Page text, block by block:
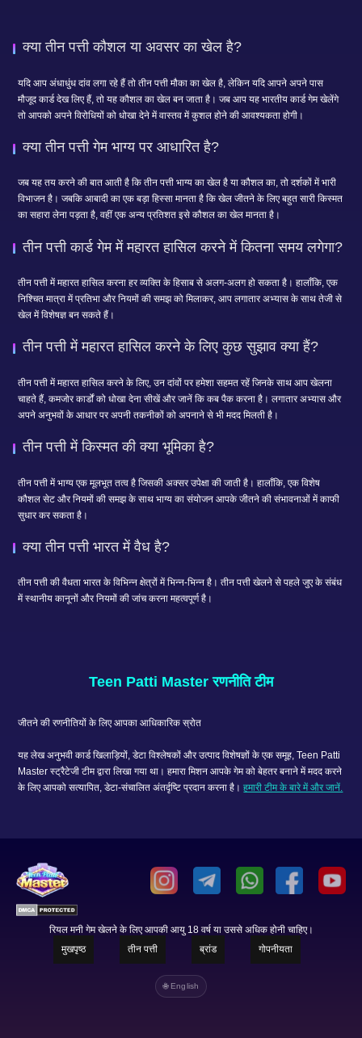
क्या तीन पत्ती कौशल या अवसर का खेल है?
यदि आप अंधाधुंध दांव लगा रहे हैं तो तीन पत्ती मौका का खेल है, लेकिन यदि आपने अपने पास
मौजूद कार्ड देख लिए हैं, तो यह कौशल का खेल बन जाता है। जब आप यह भारतीय कार्ड गेम खेलेंगे
तो आपको अपने विरोधियों को धोखा देने में वास्तव में कुशल होने की आवश्यकता होगी।
क्या तीन पत्ती गेम भाग्य पर आधारित है?
जब यह तय करने की बात आती है कि तीन पत्ती भाग्य का खेल है या कौशल का, तो दर्शकों में भारी
विभाजन है। जबकि आबादी का एक बड़ा हिस्सा मानता है कि खेल जीतने के लिए बहुत सारी किस्मत
का सहारा लेना पड़ता है, वहीं एक अन्य प्रतिशत इसे कौशल का खेल मानता है।
तीन पत्ती कार्ड गेम में महारत हासिल करने में कितना समय लगेगा?
तीन पत्ती में महारत हासिल करना हर व्यक्ति के हिसाब से अलग-अलग हो सकता है। हालाँकि, एक
निश्चित मात्रा में प्रतिभा और नियमों की समझ को मिलाकर, आप लगातार अभ्यास के साथ तेजी से
खेल में विशेषज्ञ बन सकते हैं।
तीन पत्ती में महारत हासिल करने के लिए कुछ सुझाव क्या हैं?
तीन पत्ती में महारत हासिल करने के लिए, उन दांवों पर हमेशा सहमत रहें जिनके साथ आप खेलना
चाहते हैं, कमजोर कार्डों को धोखा देना सीखें और जानें कि कब पैक करना है। लगातार अभ्यास और
अपने अनुभवों के आधार पर अपनी तकनीकों को अपनाने से भी मदद मिलती है।
तीन पत्ती में किस्मत की क्या भूमिका है?
तीन पत्ती में भाग्य एक मूलभूत तत्व है जिसकी अक्सर उपेक्षा की जाती है। हालाँकि, एक विशेष
कौशल सेट और नियमों की समझ के साथ भाग्य का संयोजन आपके जीतने की संभावनाओं में काफी
सुधार कर सकता है।
क्या तीन पत्ती भारत में वैध है?
तीन पत्ती की वैधता भारत के विभिन्न क्षेत्रों में भिन्न-भिन्न है। तीन पत्ती खेलने से पहले जुए के संबंध
में स्थानीय कानूनों और नियमों की जांच करना महत्वपूर्ण है।
Teen Patti Master रणनीति टीम
जीतने की रणनीतियों के लिए आपका आधिकारिक स्रोत
यह लेख अनुभवी कार्ड खिलाड़ियों, डेटा विश्लेषकों और उत्पाद विशेषज्ञों के एक समूह, Teen Patti
Master स्ट्रैटेजी टीम द्वारा लिखा गया था। हमारा मिशन आपके गेम को बेहतर बनाने में मदद करने
के लिए आपको सत्यापित, डेटा-संचालित अंतर्दृष्टि प्रदान करना है।हमारी टीम के बारे में और जानें.
रियल मनी गेम खेलने के लिए आपकी आयु 18 वर्ष या उससे अधिक होनी चाहिए।
मुखपृष्ठ
तीन पत्ती ब्रांड गोपनीयता
🌐 English